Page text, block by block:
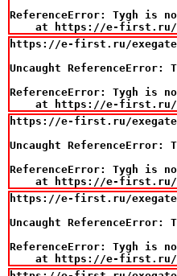
ReferenceError: Tygh is
at https://e-
https://e-first.ru/exegate-
Uncaught ReferenceError:
ReferenceError: Tygh is
at https://e-
https://e-first.ru/exegate-
Uncaught ReferenceError:
ReferenceError: Tygh is
at https://e-
https://e-first.ru/exegate-
Uncaught ReferenceError:
ReferenceError: Tygh is
at https://e-